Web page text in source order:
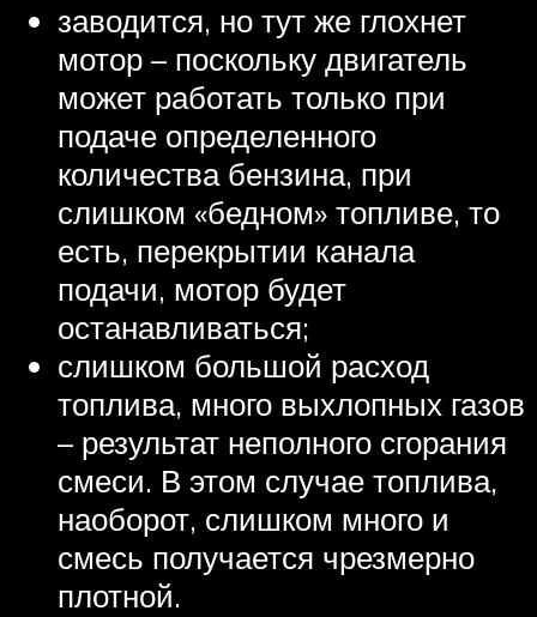
заводится, но тут же глохнет
мотор – поскольку двигатель
может работать только при
подаче определенного
количества бензина, при
слишком «бедном» топливе, то
есть, перекрытии канала
подачи, мотор будет
останавливаться;
слишком большой расход
топлива, много выхлопных газов
– результат неполного сгорания
смеси. В этом случае топлива,
наоборот, слишком много и
смесь получается чрезмерно
плотной.